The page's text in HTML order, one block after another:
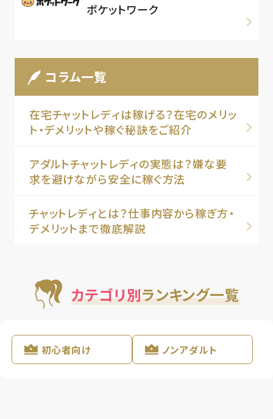
ポケットワーク
コラム一覧
在宅チャットレディは稼げる？在宅のメリッ
ト・デメリットや稼ぐ秘訣をご紹介
アダルトチャットレディの実態は？嫌な要
求を避けながら安全に稼ぐ方法
チャットレディとは？仕事内容から稼ぎ方・
デメリットまで徹底解説
カテゴリ別ランキング一覧
初心者向け ノンアダルト